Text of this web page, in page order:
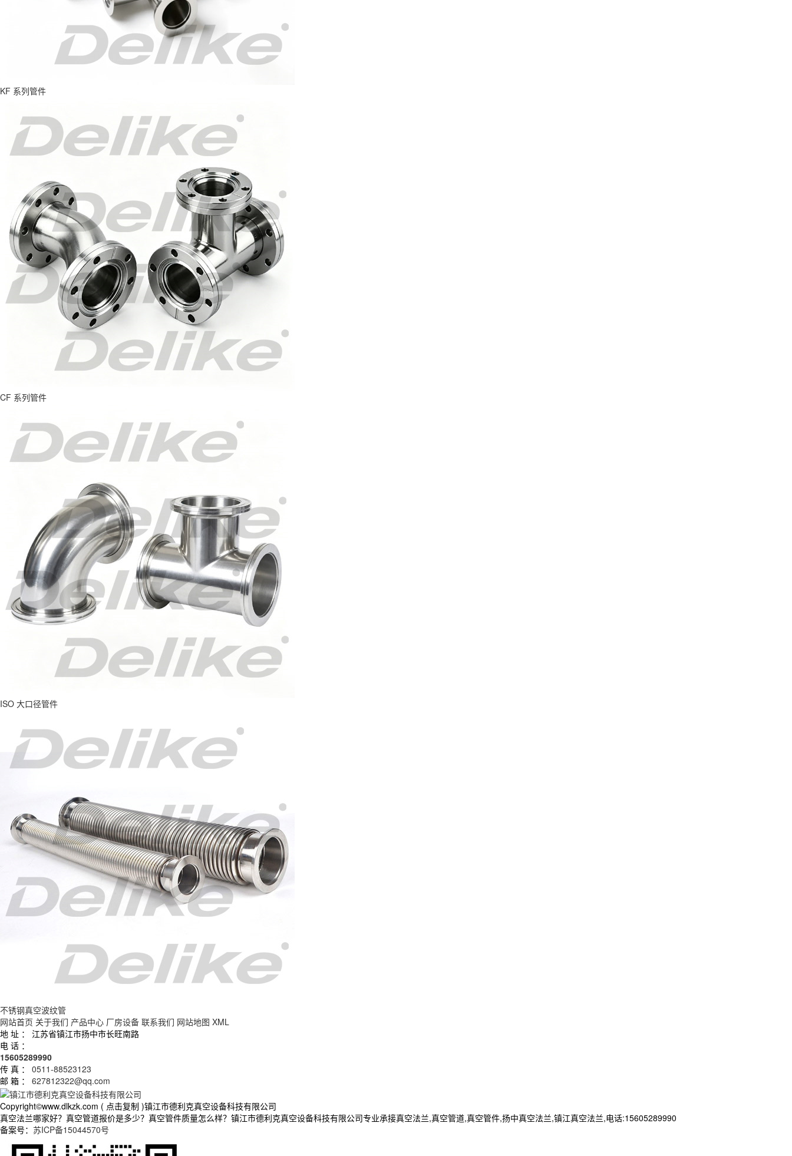
KF 系列管件
CF 系列管件
ISO 大口径管件
不锈钢真空波纹管
网站首页 关于我们 产品中心 厂房设备 联系我们 网站地图 XML
地 址 ：
江苏省镇江市扬中市长旺南路
电 话 ：
15605289990
传 真 ：
0511-88523123
邮 箱 ：
627812322@qq.com
Copyright©www.dlkzk.com ( 点击复制 )镇江市德利克真空设备科技有限公司
真空法兰哪家好？真空管道报价是多少？真空管件质量怎么样？镇江市德利克真空设备科技有限公司专业承接真空法兰,真空管道,真空管件,扬中真空法兰,镇江真空法兰,电话:15605289990
备案号： 苏ICP备15044570号